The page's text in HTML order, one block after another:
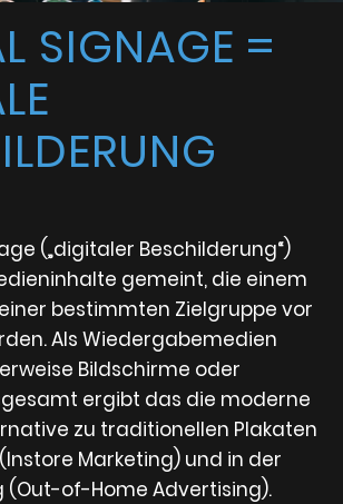
SIGNAGE =
(„digitaler Beschilderung“)
gemeint, die einem
bestimmten Zielgruppe vor
Als Wiedergabemedien
Bildschirme oder
ergibt das die moderne
zu traditionellen Plakaten
Marketing) und in der
(Out-of-Home Advertising).